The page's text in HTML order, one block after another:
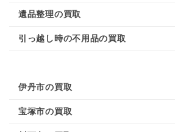
遺品整理の買取
引っ越し時の不用品の買取
伊丹市の買取
宝塚市の買取